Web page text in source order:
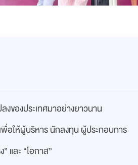
ของประเทศมาอย่างยาวนาน
อให้ผู้บริหาร นักลงทุน ผู้ประกอบการ
และ “โอกาส”